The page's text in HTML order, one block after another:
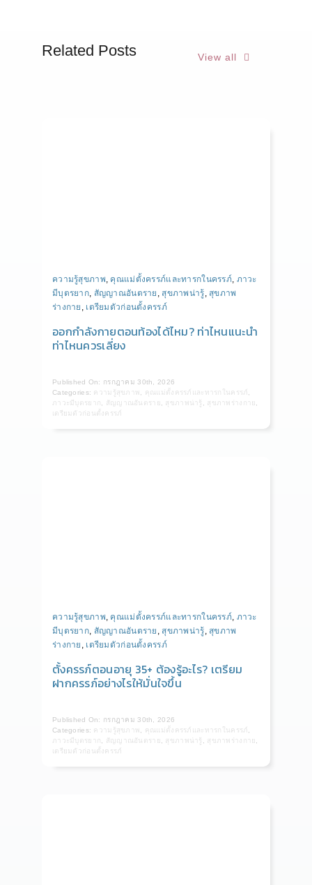
Related Posts View all
ความรู้สุขภาพ คุณแม่ตั้งครรภ์และทารกในครรภ์ ภาวะ
มีบุตรยาก สัญญาณอันตราย สุขภาพน่ารู้ สุขภาพ
ร่างกาย
เตรียมตัวก่อนตั้งครรภ์
ออกกำลังกายตอนท้องได้ไหม? ท่าไหนแนะนำ
ท่าไหนควรเลี่ยง
Published On: กรกฎาคม 30th, 2026
Categories: ความรู้สุขภาพ คุณแม่ตั้งครรภ์และทารกในครรภ์
ภาวะมีบุตรยาก
สัญญาณอันตราย สุขภาพน่ารู้ สุขภาพร่างกาย
เตรียมตัวก่อนตั้งครรภ์
ความรู้สุขภาพ คุณแม่ตั้งครรภ์และทารกในครรภ์ ภาวะ
มีบุตรยาก สัญญาณอันตราย สุขภาพน่ารู้ สุขภาพ
ร่างกาย
เตรียมตัวก่อนตั้งครรภ์
ตั้งครรภ์ตอนอายุ 35+ ต้องรู้อะไร? เตรียม
ฝากครรภ์อย่างไรให้มั่นใจขึ้น
Published On: กรกฎาคม 30th, 2026
Categories: ความรู้สุขภาพ คุณแม่ตั้งครรภ์และทารกในครรภ์
ภาวะมีบุตรยาก
สัญญาณอันตราย สุขภาพน่ารู้ สุขภาพร่างกาย
เตรียมตัวก่อนตั้งครรภ์